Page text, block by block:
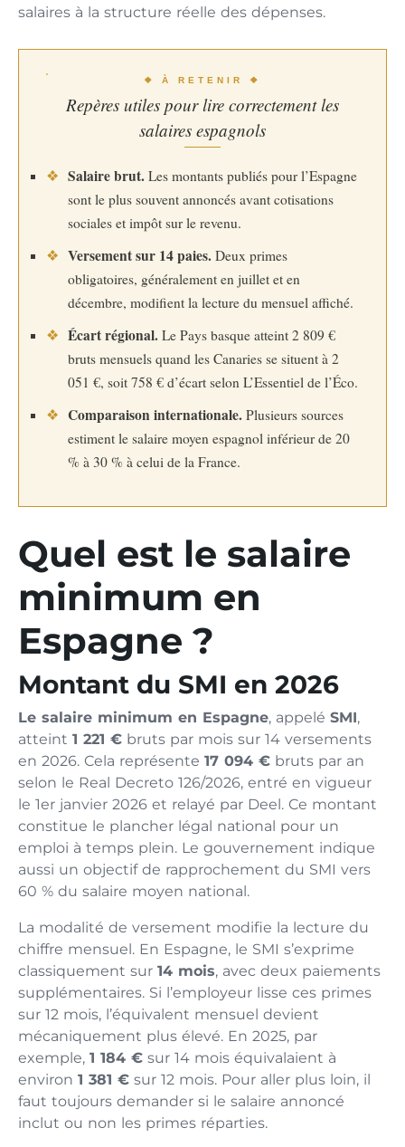
salaires à la structure réelle des dépenses.
❖ À RETENIR ❖
Repères utiles pour lire correctement les
salaires espagnols
❖ Salaire brut. Les montants publiés pour l’Espagne
sont le plus souvent annoncés avant cotisations
sociales et impôt sur le revenu.
❖ Versement sur 14 paies. Deux primes
obligatoires, généralement en juillet et en
décembre, modifient la lecture du mensuel affiché.
❖ Écart régional. Le Pays basque atteint 2 809 €
bruts mensuels quand les Canaries se situent à 2
051 €, soit 758 € d’écart selon L’Essentiel de l’Éco.
❖ Comparaison internationale. Plusieurs sources
estiment le salaire moyen espagnol inférieur de 20
% à 30 % à celui de la France.
Quel est le salaire
minimum en
Espagne ?
Montant du SMI en 2026
Le salaire minimum en Espagne, appelé SMI,
atteint 1 221 € bruts par mois sur 14 versements
en 2026. Cela représente 17 094 € bruts par an
selon le Real Decreto 126/2026, entré en vigueur
le 1er janvier 2026 et relayé par Deel. Ce montant
constitue le plancher légal national pour un
emploi à temps plein. Le gouvernement indique
aussi un objectif de rapprochement du SMI vers
60 % du salaire moyen national.
La modalité de versement modifie la lecture du
chiffre mensuel. En Espagne, le SMI s’exprime
classiquement sur 14 mois, avec deux paiements
supplémentaires. Si l’employeur lisse ces primes
sur 12 mois, l’équivalent mensuel devient
mécaniquement plus élevé. En 2025, par
exemple, 1 184 € sur 14 mois équivalaient à
environ 1 381 € sur 12 mois. Pour aller plus loin, il
faut toujours demander si le salaire annoncé
inclut ou non les primes réparties.